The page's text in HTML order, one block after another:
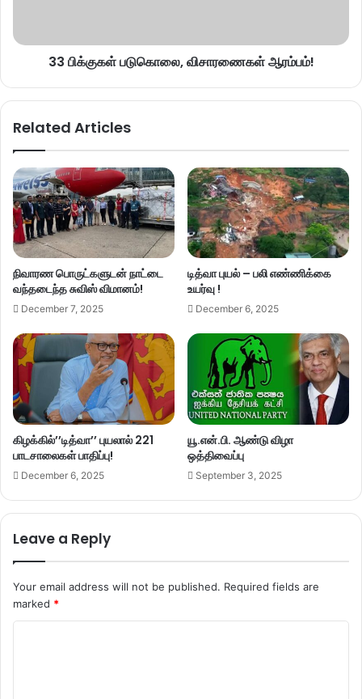
33 பிக்குகள் படுகொலை, விசாரணைகள் ஆரம்பம்!
Related Articles
நிவாரண பொருட்களுடன் நாட்டை
வந்தடைந்த சுவிஸ் விமானம்!
December 7, 2025
டித்வா புயல் – பலி எண்ணிக்கை
உயர்வு !
December 6, 2025
கிழக்கில்’’டித்வா’’ புயலால் 221
பாடசாலைகள் பாதிப்பு!
December 6, 2025
யூ.என்.பி. ஆண்டு விழா
ஒத்திவைப்பு
September 3, 2025
Leave a Reply
Your email address will not be published. Required fields are
marked *